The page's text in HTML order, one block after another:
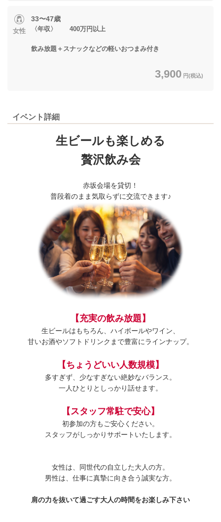
女性
33〜47歳
〈年収〉 400万円以上
飲み放題＋スナックなどの軽いおつまみ付き
3,900 円(税込)
イベント詳細
生ビールも楽しめる
贅沢飲み会
赤坂会場を貸切！
普段着のまま気取らずに交流できます♪
【充実の飲み放題】
生ビールはもちろん、ハイボールやワイン、
甘いお酒やソフトドリンクまで豊富にラインナップ。
【ちょうどいい人数規模】
多すぎず、少なすぎない絶妙なバランス。
一人ひとりとしっかり話せます。
【スタッフ常駐で安心】
初参加の方もご安心ください。
スタッフがしっかりサポートいたします。
女性は、同世代の自立した大人の方。
男性は、仕事に真摯に向き合う誠実な方。
肩の力を抜いて過ごす大人の時間をお楽しみ下さい